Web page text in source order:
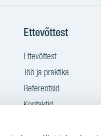
Ettevõttest
Ettevõttest
Töö ja praktika
Referentsid
Kontaktid